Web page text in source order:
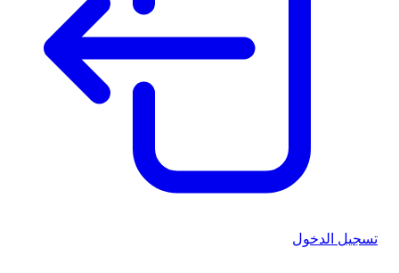
تسجيل الدخول